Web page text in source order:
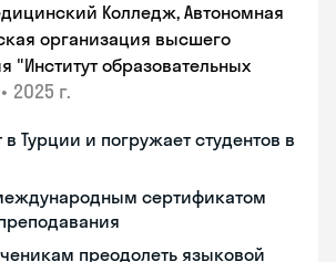
Колледж, Автономная
организация высшего
"Институт образовательных
• 2025 г.
Турции и погружает студентов в
сертификатом
преподавания
преодолеть языковой